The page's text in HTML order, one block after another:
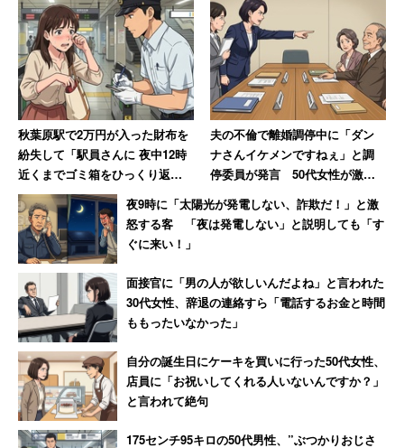
秋葉原駅で2万円が入った財布を
紛失して「駅員さんに 夜中12時
近くまでゴミ箱をひっくり返し
てもらいました」 30年後も忘
れられない話
夫の不倫で離婚調停中に「ダン
ナさんイケメンですねぇ」と調
停委員が発言 50代女性が激怒
した無神経すぎる一言
夜9時に「太陽光が発電しない、詐欺だ！」と激
怒する客 「夜は発電しない」と説明しても「す
ぐに来い！」
面接官に「男の人が欲しいんだよね」と言われた
30代女性、辞退の連絡すら「電話するお金と時間
ももったいなかった」
自分の誕生日にケーキを買いに行った50代女性、
店員に「お祝いしてくれる人いないんですか？」
と言われて絶句
175センチ95キロの50代男性、”ぶつかりおじさ